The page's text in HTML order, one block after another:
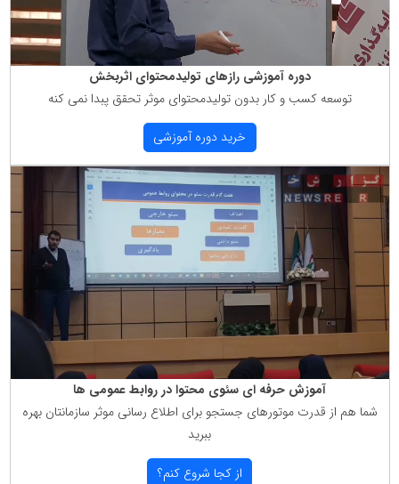
دوره آموزشی رازهای تولیدمحتوای اثربخش
توسعه كسب و كار بدون تولیدمحتوای موثر تحقق پبدا نمی كنه
خرید دوره آموزشی
آموزش حرفه ای سئوی محتوا در روابط عمومی ها
شما هم از قدرت موتورهای جستجو برای اطلاع رسانی موثر سازمانتان بهره
ببرید
از كجا شروع كنم؟